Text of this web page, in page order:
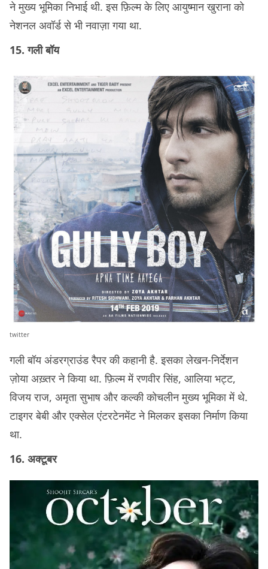
ने मुख्य भूमिका निभाई थी. इस फ़िल्म के लिए आयुष्मान खुराना को
नेशनल अवॉर्ड से भी नवाज़ा गया था.
15. गली बॉय
twitter
गली बॉय अंडरग्राउंड रैपर की कहानी है. इसका लेखन-निर्देशन
ज़ोया अख़्तर ने किया था. फ़िल्म में रणवीर सिंह, आलिया भट्ट,
विजय राज, अमृता सुभाष और कल्की कोचलीन मुख्य भूमिका में थे.
टाइगर बेबी और एक्सेल एंटरटेनमेंट ने मिलकर इसका निर्माण किया
था.
16. अक्टूबर